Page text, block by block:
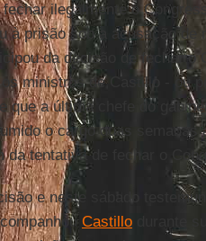
ilegalmente o
à prisão sob a acusação de
da decisão de fechar o
ministros de Castillo - ou
que a última chefe do
o cargo duas semanas
da tentativa de fechar o
e neste sábado
Castillodurante